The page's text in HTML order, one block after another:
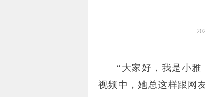
“大家好，我是小
视频中，她总这样跟网